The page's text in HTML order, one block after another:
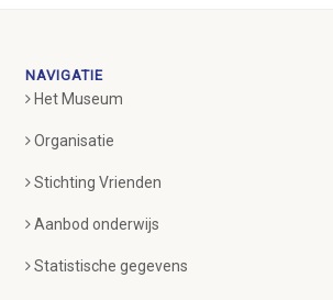
NAVIGATIE
Het Museum
Organisatie
Stichting Vrienden
Aanbod onderwijs
Statistische gegevens